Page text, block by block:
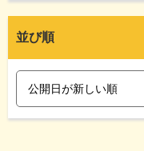
並び順